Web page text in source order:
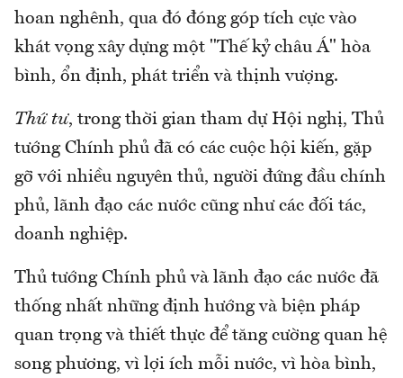
hoan nghênh, qua đó đóng góp tích cực vào
khát vọng xây dựng một "Thế kỷ châu Á" hòa
bình, ổn định, phát triển và thịnh vượng.
Thứ tư, trong thời gian tham dự Hội nghị, Thủ
tướng Chính phủ đã có các cuộc hội kiến, gặp
gỡ với nhiều nguyên thủ, người đứng đầu chính
phủ, lãnh đạo các nước cũng như các đối tác,
doanh nghiệp.
Thủ tướng Chính phủ và lãnh đạo các nước đã
thống nhất những định hướng và biện pháp
quan trọng và thiết thực để tăng cường quan hệ
song phương, vì lợi ích mỗi nước, vì hòa bình,